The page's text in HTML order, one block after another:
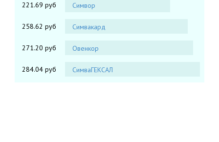
221.69 руб Симвор
258.62 руб Симвакард
271.20 руб Овенкор
284.04 руб СимваГЕКСАЛ